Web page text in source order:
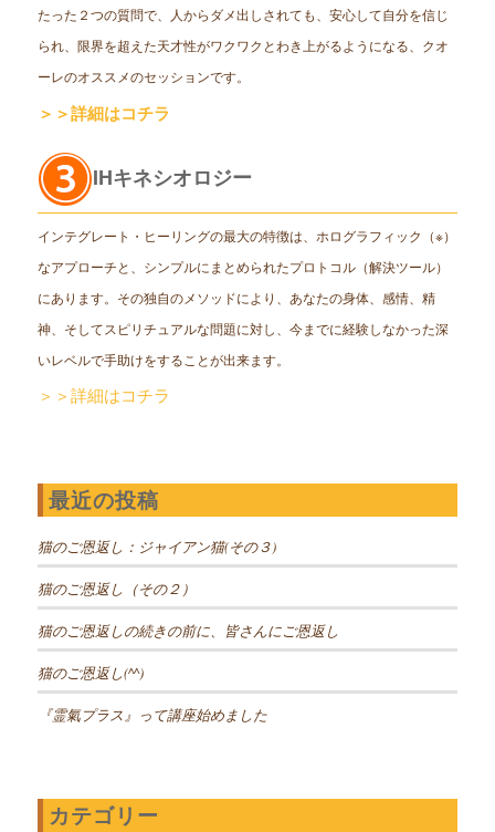
たった２つの質問で、人からダメ出しされても、安心して自分を信じ
られ、限界を超えた天才性がワクワクとわき上がるようになる、クオ
ーレのオススメのセッションです。
＞＞詳細はコチラ
IHキネシオロジー
インテグレート・ヒーリングの最大の特徴は、ホログラフィック（※）
なアプローチと、シンプルにまとめられたプロトコル（解決ツール）
にあります。その独自のメソッドにより、あなたの身体、感情、精
神、そしてスピリチュアルな問題に対し、今までに経験しなかった深
いレベルで手助けをすることが出来ます。
＞＞詳細はコチラ
最近の投稿
猫のご恩返し：ジャイアン猫(その３)
猫のご恩返し（その２）
猫のご恩返しの続きの前に、皆さんにご恩返し
猫のご恩返し(^^)
『霊氣プラス』って講座始めました
カテゴリー